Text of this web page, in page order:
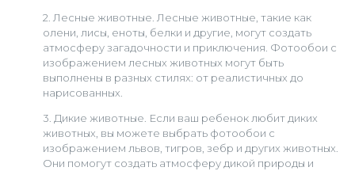
2. Лесные животные. Лесные животные, такие как
олени, лисы, еноты, белки и другие, могут создать
атмосферу загадочности и приключения. Фотообои с
изображением лесных животных могут быть
выполнены в разных стилях: от реалистичных до
нарисованных.
3. Дикие животные. Если ваш ребенок любит диких
животных, вы можете выбрать фотообои с
изображением львов, тигров, зебр и других животных.
Они помогут создать атмосферу дикой природы и